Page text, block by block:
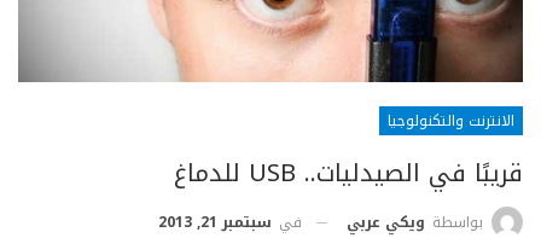
الانترنت والتكنولوجيا
قريبًا في الصيدليات.. USB للدماغ
بواسطة ويكي عربي في سبتمبر 21, 2013